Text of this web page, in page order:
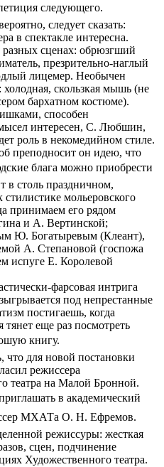
следующего.
следует сказать:
в спектакле интересна.
сценах: обрюзгший
презрительно-наглый
лицемер. Необычен
скользкая мышь (не
бархатном костюме).
способен
интересен, С. Любшин,
роль в некомедийном стиле.
преподносит он идею, что
блага можно приобрести
в столь праздничном,
мольеровского
принимаем его рядом
и А. Вертинской;
Ю. Богатыревым (Клеант),
А. Степановой (госпожа
испуге Е. Королевой
фарсовая интрига
под непрестанные
постигаешь, когда
еще раз посмотреть
книгу.
что для новой постановки
режиссера
театра на Малой Бронной.
в академический
МХАТа О. Н. Ефремов. 
режиссуры: жесткая
сцен, подчинение
Художественного театра.